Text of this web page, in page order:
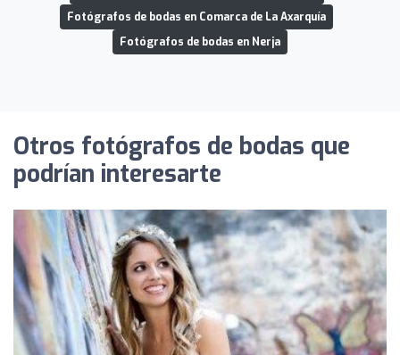
Fotógrafos de bodas en Comarca de La Axarquía
Fotógrafos de bodas en Nerja
Otros fotógrafos de bodas que
podrían interesarte